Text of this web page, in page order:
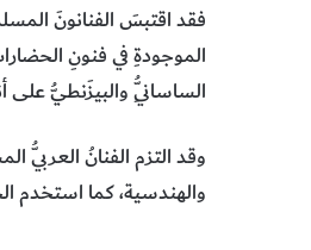
فقد اقتبسَ الفنانونَ
الموجودةِ في فنونِ
الساسانِيُّ والبيزَنطيُّ على
وقد التزم الفنانُ العربيُّ
والهندسية، كما استخدم